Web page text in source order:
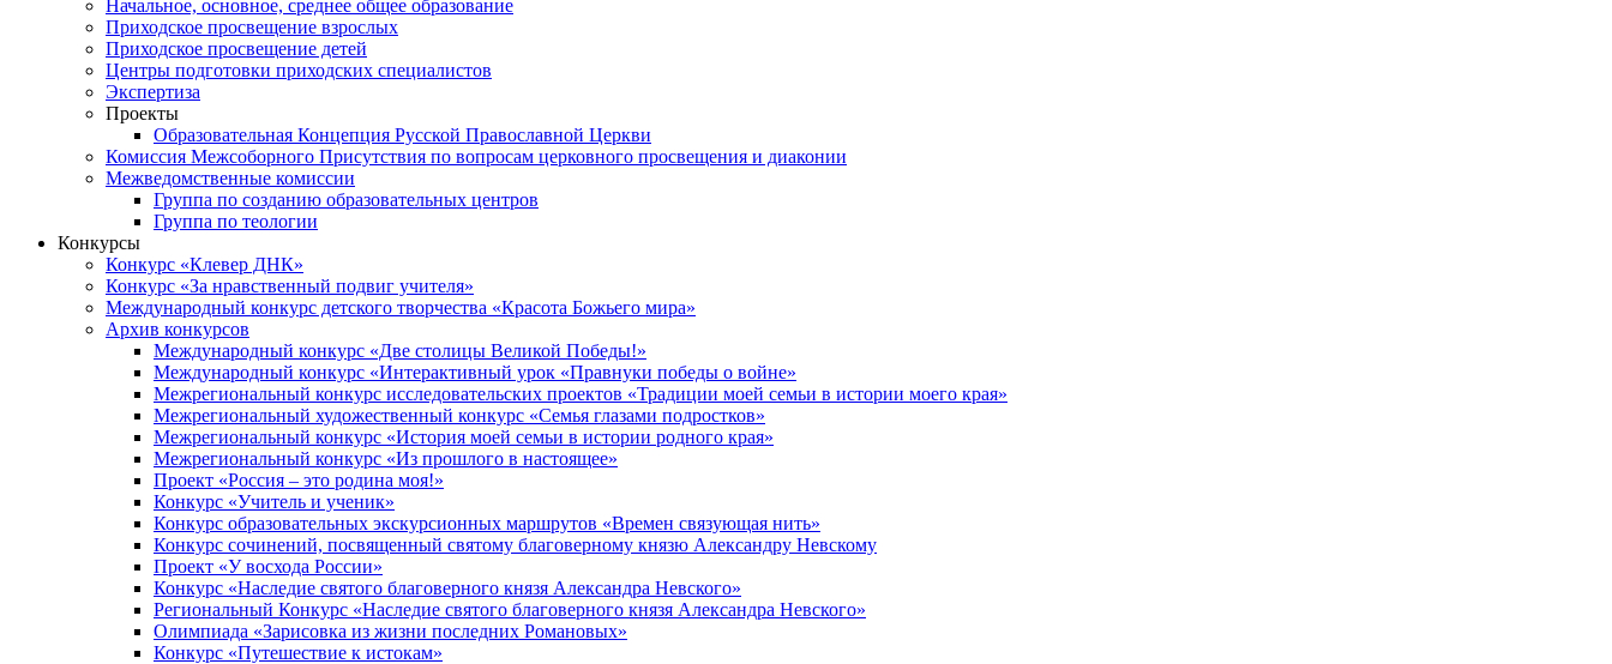
Начальное, основное, среднее общее образование
Приходское просвещение взрослых
Приходское просвещение детей
Центры подготовки приходских специалистов
Экспертиза
Проекты
Образовательная Концепция Русской Православной Церкви
Комиссия Межсоборного Присутствия по вопросам церковного просвещения и диаконии
Межведомственные комиссии
Группа по созданию образовательных центров
Группа по теологии
Конкурсы
Конкурс «Клевер ДНК»
Конкурс «За нравственный подвиг учителя»
Международный конкурс детского творчества «Красота Божьего мира»
Архив конкурсов
Международный конкурс «Две столицы Великой Победы!»
Международный конкурс «Интерактивный урок «Правнуки победы о войне»
Межрегиональный конкурс исследовательских проектов «Традиции моей семьи в истории моего края»
Межрегиональный художественный конкурс «Семья глазами подростков»
Межрегиональный конкурс «История моей семьи в истории родного края»
Межрегиональный конкурс «Из прошлого в настоящее»
Проект «Россия – это родина моя!»
Конкурс «Учитель и ученик»
Конкурс образовательных экскурсионных маршрутов «Времен связующая нить»
Конкурс сочинений, посвященный святому благоверному князю Александру Невскому
Проект «У восхода России»
Конкурс «Наследие святого благоверного князя Александра Невского»
Региональный Конкурс «Наследие святого благоверного князя Александра Невского»
Олимпиада «Зарисовка из жизни последних Романовых»
Конкурс «Путешествие к истокам»